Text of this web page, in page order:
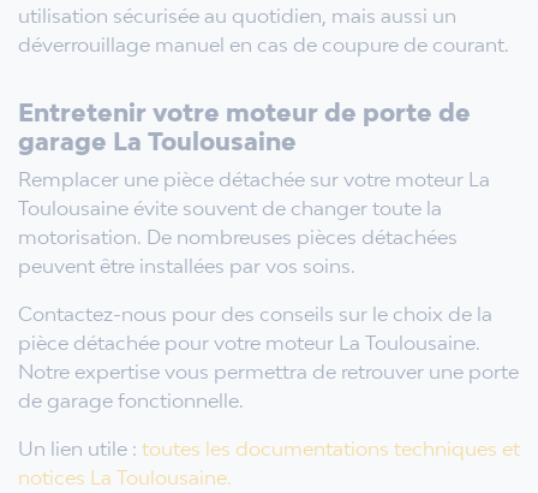
utilisation sécurisée au quotidien, mais aussi un
déverrouillage manuel en cas de coupure de courant.
Entretenir votre moteur de porte de
garage La Toulousaine
Remplacer une pièce détachée sur votre moteur La
Toulousaine évite souvent de changer toute la
motorisation. De nombreuses pièces détachées
peuvent être installées par vos soins.
Contactez-nous pour des conseils sur le choix de la
pièce détachée pour votre moteur La Toulousaine.
Notre expertise vous permettra de retrouver une porte
de garage fonctionnelle.
Un lien utile : toutes les documentations techniques et
notices La Toulousaine.